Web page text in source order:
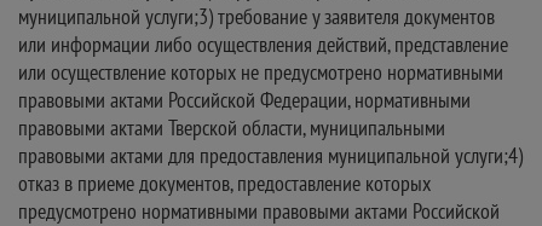
муниципальной услуги;3) требование у заявителя документов
или информации либо осуществления действий, представление
или осуществление которых не предусмотрено нормативными
правовыми актами Российской Федерации, нормативными
правовыми актами Тверской области, муниципальными
правовыми актами для предоставления муниципальной услуги;4)
отказ в приеме документов, предоставление которых
предусмотрено нормативными правовыми актами Российской